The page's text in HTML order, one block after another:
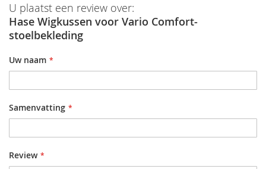
U plaatst een review over:
Hase Wigkussen voor Vario Comfort-
stoelbekleding
Uw naam
Samenvatting
Review